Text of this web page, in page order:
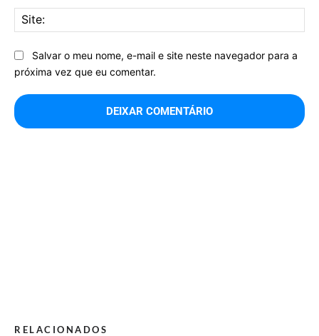
Salvar o meu nome, e-mail e site neste navegador para a
próxima vez que eu comentar.
RELACIONADOS